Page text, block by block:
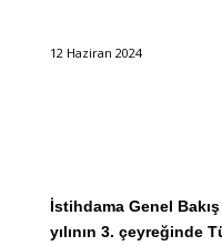
12 Haziran 2024
İstihdama Genel Bakış
yılının 3. çeyreğinde